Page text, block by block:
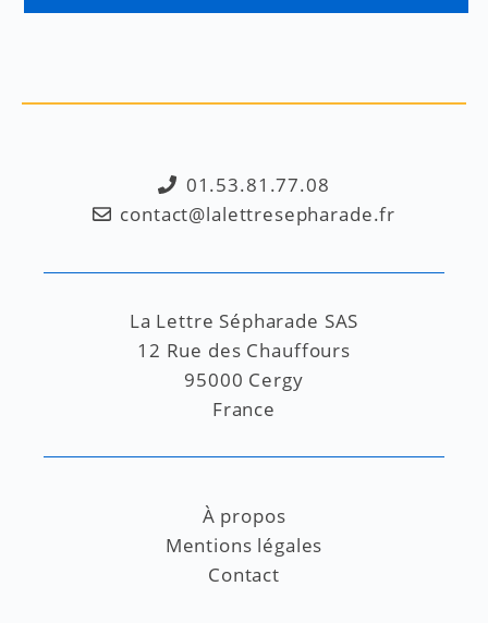
01.53.81.77.08
contact@lalettresepharade.fr
La Lettre Sépharade SAS
12 Rue des Chauffours
95000 Cergy
France
À propos
Mentions légales
Contact